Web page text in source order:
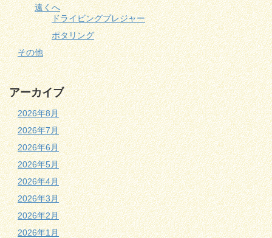
遠くへ
ドライビングプレジャー
ポタリング
その他
アーカイブ
2026年8月
2026年7月
2026年6月
2026年5月
2026年4月
2026年3月
2026年2月
2026年1月